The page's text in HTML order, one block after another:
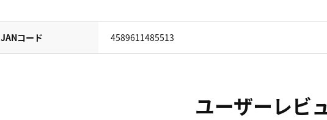
JANコード 4589611485513
ユーザーレビ